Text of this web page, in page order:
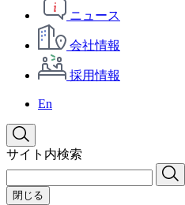
ニュース
会社情報
採用情報
En
サイト内検索
閉じる